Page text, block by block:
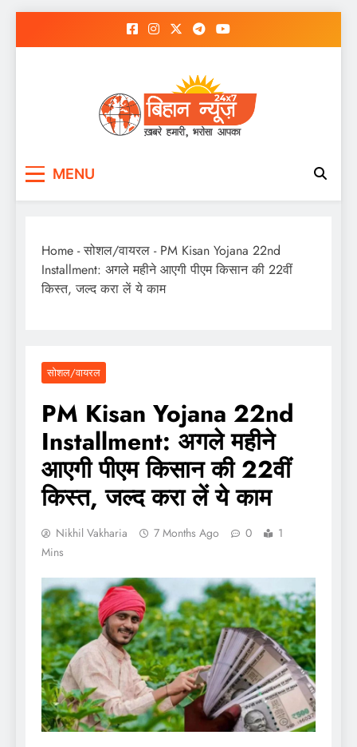
MENU
Home -सोशल/वायरल - PM Kisan Yojana 22nd
Installment: अगले महीने आएगी पीएम किसान की 22वीं
किस्त, जल्द करा लें ये काम
सोशल/वायरल
PM Kisan Yojana 22nd
Installment: अगले महीने
आएगी पीएम किसान की 22वीं
किस्त, जल्द करा लें ये काम
Nikhil Vakharia 7 Months Ago 0
1
Mins